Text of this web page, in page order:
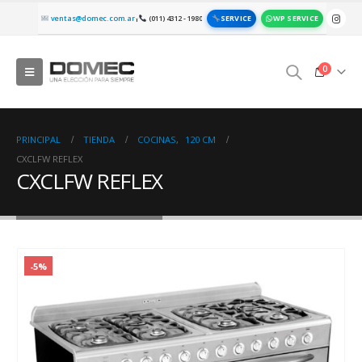
ventas@domec.com.ar| (011) 4312 - 1980 SERVICE WP SERVICE
0
PRINCIPAL TIENDA COCINAS,
120 CM
CXCLFW REFLEX
CXCLFW REFLEX
-5%